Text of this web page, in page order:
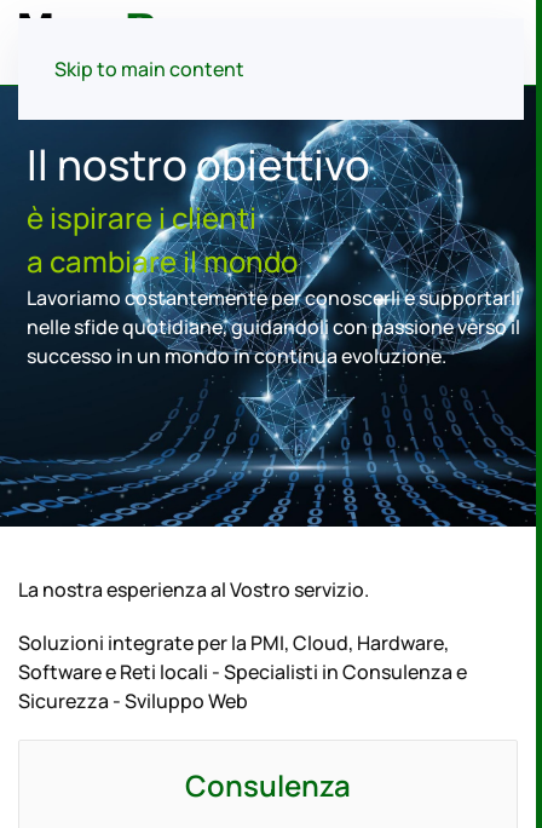
Skip to main content
Il nostro obiettivo
è ispirare i clienti
a cambiare il mondo
Lavoriamo costantemente per conoscerli e supportarli
nelle sfide quotidiane, guidandoli con passione verso il
successo in un mondo in continua evoluzione.
La nostra esperienza al Vostro servizio.
Soluzioni integrate per la PMI, Cloud, Hardware,
Software e Reti locali - Specialisti in Consulenza e
Sicurezza - Sviluppo Web
Consulenza